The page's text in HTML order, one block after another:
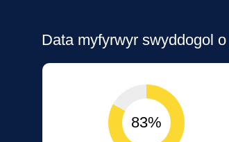
Data myfyrwyr swyddogol o
83%